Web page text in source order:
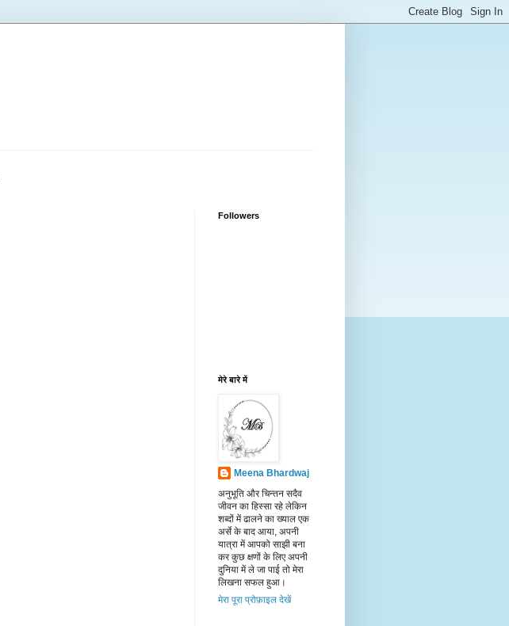
Followers
मेरे बारे में
Meena Bhardwaj
अनुभूति और चिन्तन सदैव
जीवन का हिस्सा रहे लेकिन
शब्दों में ढालने का ख्याल एक
अर्से के बाद आया, अपनी
यात्रा में आपको साझी बना
कर कुछ क्षणों के लिए अपनी
दुनिया में ले जा पाई तो मेरा
लिखना सफल हुआ।
मेरा पूरा प्रोफ़ाइल देखें